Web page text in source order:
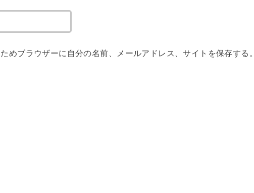
めブラウザーに自分の名前、メールアドレス、サイトを保存する。